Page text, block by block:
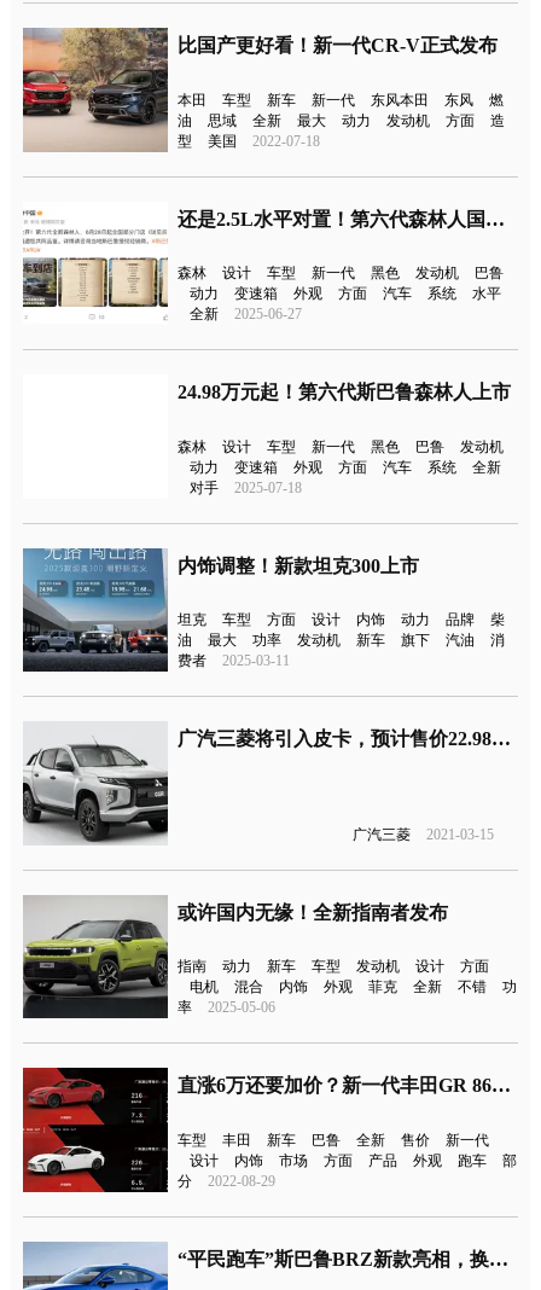
比国产更好看！新一代CR-V正式发布
本田 车型 新车 新一代 东风本田 东风
燃
油
思域 全新 最大 动力 发动机 方面
造
型
美国 2022-07-18
还是2.5L水平对置！第六代森林人国内首发
森林 设计 车型 新一代 黑色 发动机
巴鲁
动力
变速箱 外观 方面 汽车 系统
水平
全新
2025-06-27
24.98万元起！第六代斯巴鲁森林人上市
森林 设计 车型 新一代 黑色 巴鲁
发动机
动力
变速箱 外观 方面 汽车 系统
全新
对手
2025-07-18
内饰调整！新款坦克300上市
坦克 车型 方面 设计 内饰 动力 品牌
柴
油
最大 功率 发动机 新车 旗下 汽油
消
费者
2025-03-11
广汽三菱将引入皮卡，预计售价22.98万元起
广汽三菱 2021-03-15
或许国内无缘！全新指南者发布
指南 动力 新车 车型 发动机 设计
方面
电机
混合 内饰 外观 菲克 全新 不错
功
率
2025-05-06
直涨6万还要加价？新一代丰田GR 86开售
车型 丰田 新车 巴鲁 全新 售价
新一代
设计
内饰 市场 方面 产品 外观 跑车
部
分
2022-08-29
“平民跑车”斯巴鲁BRZ新款亮相，换装2.4L发动机